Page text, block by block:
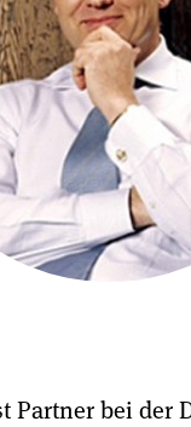
Partner bei der